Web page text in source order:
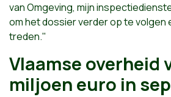
van Omgeving, mijn
om het dossier verder op te volgen
treden."
Vlaamse overheid
miljoen euro in